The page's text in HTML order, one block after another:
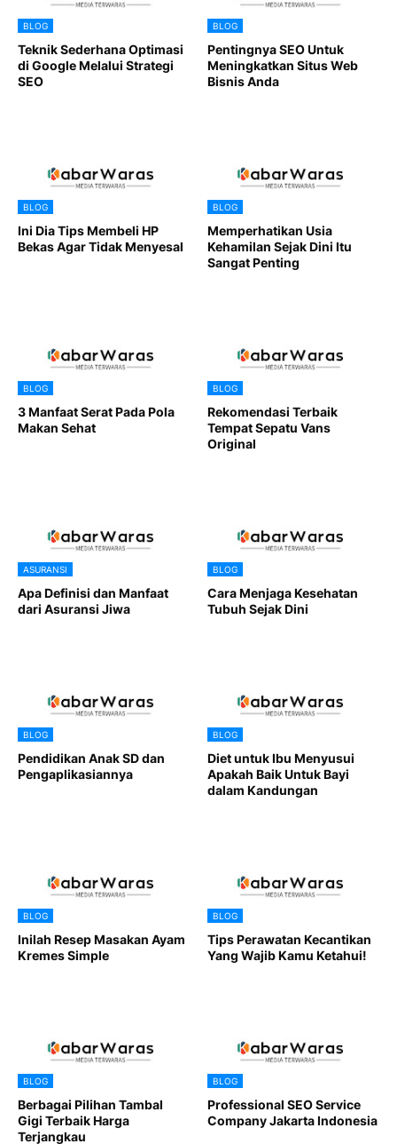
BLOG
Teknik Sederhana Optimasi
di Google Melalui Strategi
SEO
BLOG
Pentingnya SEO Untuk
Meningkatkan Situs Web
Bisnis Anda
BLOG
Ini Dia Tips Membeli HP
Bekas Agar Tidak Menyesal
BLOG
Memperhatikan Usia
Kehamilan Sejak Dini Itu
Sangat Penting
BLOG
3 Manfaat Serat Pada Pola
Makan Sehat
BLOG
Rekomendasi Terbaik
Tempat Sepatu Vans
Original
ASURANSI
Apa Definisi dan Manfaat
dari Asuransi Jiwa
BLOG
Cara Menjaga Kesehatan
Tubuh Sejak Dini
BLOG
Pendidikan Anak SD dan
Pengaplikasiannya
BLOG
Diet untuk Ibu Menyusui
Apakah Baik Untuk Bayi
dalam Kandungan
BLOG
Inilah Resep Masakan Ayam
Kremes Simple
BLOG
Tips Perawatan Kecantikan
Yang Wajib Kamu Ketahui!
BLOG
Berbagai Pilihan Tambal
Gigi Terbaik Harga
Terjangkau
BLOG
Professional SEO Service
Company Jakarta Indonesia